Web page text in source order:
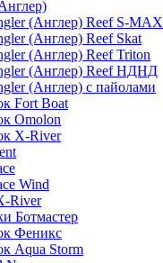
(Англер) Reef S-MAX
(Англер) Reef Skat
(Англер) Reef Triton
(Англер) Reef НДНД
(Англер) с пайолами
Fort Boat
Omolon
X-River
Wind
River
Ботмастер
Феникc
Aqua Storm